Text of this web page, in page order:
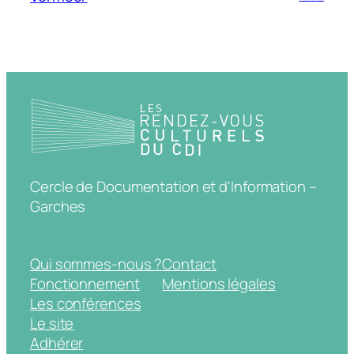
Cercle de Documentation et d'Information –
Garches
Qui sommes-nous ?
Fonctionnement
Les conférences
Le site
Adhérer
Contact
Mentions légales